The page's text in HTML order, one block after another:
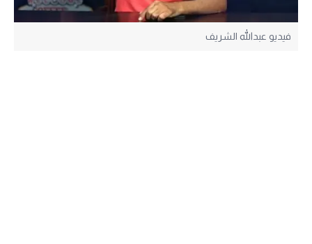
فيديو عبدالله الشريف